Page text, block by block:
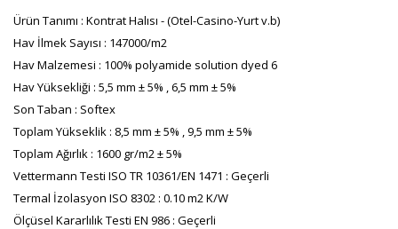
Ürün Tanımı : Kontrat Halısı - (Otel-Casino-Yurt v.b)
Hav İlmek Sayısı : 147000/m2
Hav Malzemesi : 100% polyamide solution dyed 6
Hav Yüksekliği : 5,5 mm ± 5% , 6,5 mm ± 5%
Son Taban : Softex
Toplam Yükseklik : 8,5 mm ± 5% , 9,5 mm ± 5%
Toplam Ağırlık : 1600 gr/m2 ± 5%
Vettermann Testi ISO TR 10361/EN 1471 : Geçerli
Termal İzolasyon ISO 8302 : 0.10 m2 K/W
Ölçüsel Kararlılık Testi EN 986 : Geçerli